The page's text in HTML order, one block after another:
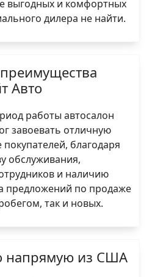
выгодных и комфортных
дилера не найти.
Авто
работы автосалон
завоевать отличную
благодаря
обслуживания,
и наличию
предложений по продаже
так и новых.
напрямую из США